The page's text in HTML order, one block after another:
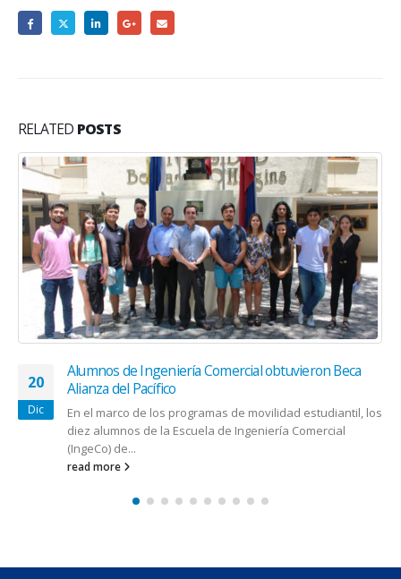
RELATED POSTS
20
Dic
Alumnos de Ingeniería Comercial obtuvieron Beca
Alianza del Pacífico
En el marco de los programas de movilidad estudiantil, los
diez alumnos de la Escuela de Ingeniería Comercial
(IngeCo) de...
read more